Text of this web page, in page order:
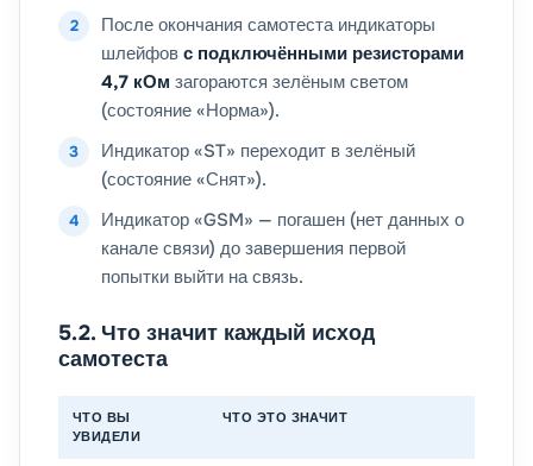
После окончания самотеста индикаторы
шлейфов с подключёнными резисторами
4,7 кОм загораются зелёным светом
(состояние «Норма»).
Индикатор «ST» переходит в зелёный
(состояние «Снят»).
Индикатор «GSM» — погашен (нет данных о
канале связи) до завершения первой
попытки выйти на связь.
5.2. Что значит каждый исход
самотеста
ЧТО ВЫ
УВИДЕЛИ
ЧТО ЭТО ЗНАЧИТ